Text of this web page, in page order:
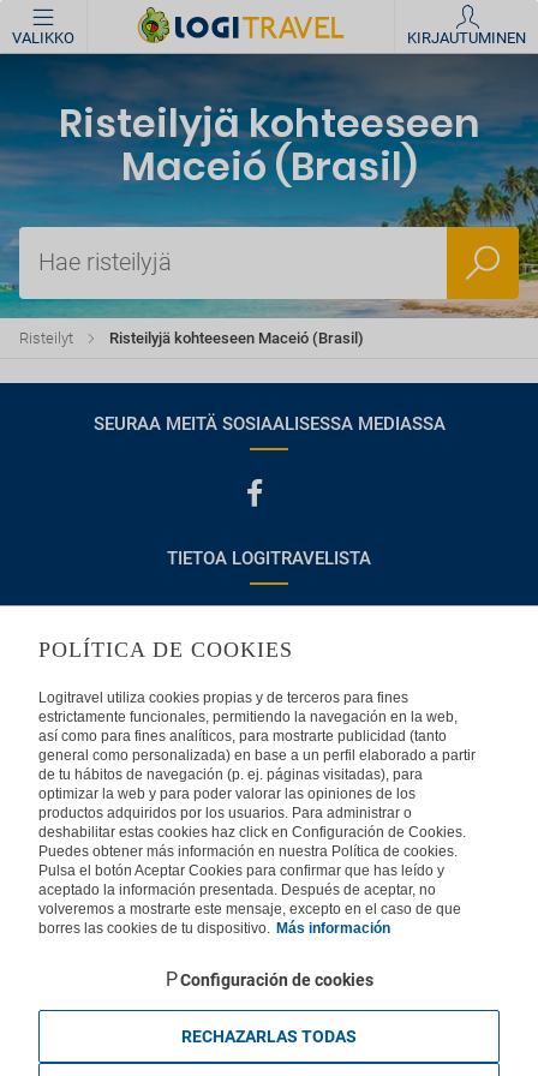
VALIKKO KIRJAUTUMINEN
Risteilyjä kohteeseen
Maceió (Brasil)
Hae risteilyjä
Risteilyjä kohteeseen Maceió (Brasil)
Risteilyt
SEURAA MEITÄ SOSIAALISESSA MEDIASSA
TIETOA LOGITRAVELISTA
Oikeudellinen huomautus Yleiset valmismatkaehdot
Evästekäytäntömme
MUISSA MAISSA
Espanja Portugali Italia
POLÍTICA DE COOKIES
Logitravel utiliza cookies propias y de terceros para fines
estrictamente funcionales, permitiendo la navegación en la web,
así como para fines analíticos, para mostrarte publicidad (tanto
general como personalizada) en base a un perfil elaborado a partir
de tu hábitos de navegación (p. ej. páginas visitadas), para
optimizar la web y para poder valorar las opiniones de los
productos adquiridos por los usuarios. Para administrar o
deshabilitar estas cookies haz click en Configuración de Cookies.
Puedes obtener más información en nuestra Política de cookies.
Pulsa el botón Aceptar Cookies para confirmar que has leído y
aceptado la información presentada. Después de aceptar, no
volveremos a mostrarte este mensaje, excepto en el caso de que
borres las cookies de tu dispositivo. Más información
Configuración de cookies
RECHAZARLAS TODAS